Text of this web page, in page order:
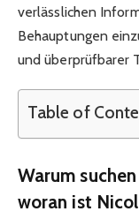
verlässlichen
Behauptungen
und überprüfbarer
Table of
Warum
woran ist